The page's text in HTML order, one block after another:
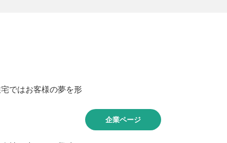
ではお客様の夢を形
企業ページ